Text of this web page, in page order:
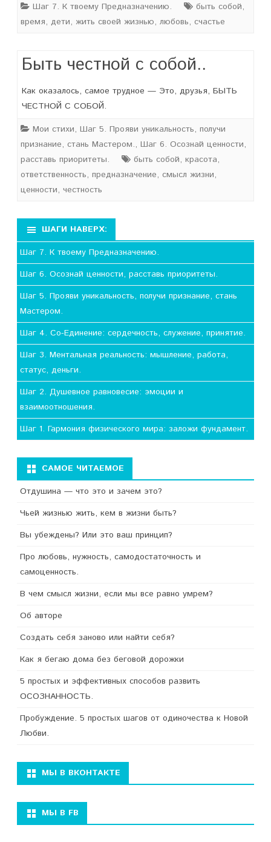
Шаг 7. К твоему Предназначению.
быть собой,
время, дети, жить своей жизнью, любовь, счастье
Быть честной с собой..
Как оказалось, самое трудное — Это, друзья, БЫТЬ
ЧЕСТНОЙ С СОБОЙ.
Мои стихи, Шаг 5. Прояви уникальность, получи
признание, стань Мастером., Шаг 6. Осознай ценности,
расставь приоритеты.
быть собой, красота,
ответственность, предназначение, смысл жизни,
ценности, честность
ШАГИ НАВЕРХ:
Шаг 7. К твоему Предназначению.
Шаг 6. Осознай ценности, расставь приоритеты.
Шаг 5. Прояви уникальность, получи признание, стань
Мастером.
Шаг 4. Со-Единение: сердечность, служение, принятие.
Шаг 3. Ментальная реальность: мышление, работа,
статус, деньги.
Шаг 2. Душевное равновесие: эмоции и
взаимоотношения.
Шаг 1. Гармония физического мира: заложи фундамент.
САМОЕ ЧИТАЕМОЕ
Отдушина — что это и зачем это?
Чьей жизнью жить, кем в жизни быть?
Вы убеждены? Или это ваш принцип?
Про любовь, нужность, самодостаточность и
самоценность.
В чем смысл жизни, если мы все равно умрем?
Об авторе
Создать себя заново или найти себя?
Как я бегаю дома без беговой дорожки
5 простых и эффективных способов развить
ОСОЗНАННОСТЬ.
Пробуждение. 5 простых шагов от одиночества к Новой
Любви.
МЫ В ВКОНТАКТЕ
МЫ В FB